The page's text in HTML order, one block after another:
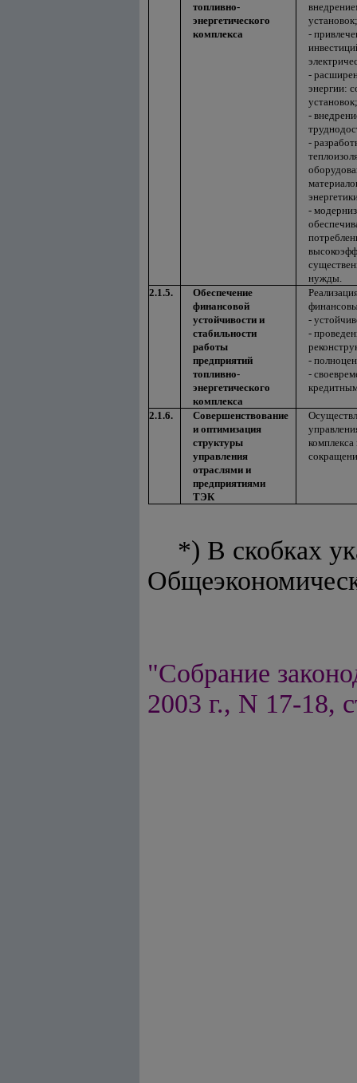
топливно-
энергетического
комплекса
установок;
-
-
энергии:
установок;
-
-
-
нужды.
2.1.5.
Обеспечение
финансовой
устойчивости и
стабильности
работы
предприятий
топливно-
энергетического
комплекса
-
-
-
-
2.1.6.
Совершенствование
и оптимизация
структуры
управления
отраслями и
предприятиями
ТЭК
*) В скобках
"Собрание
2003 г., N 17-18,